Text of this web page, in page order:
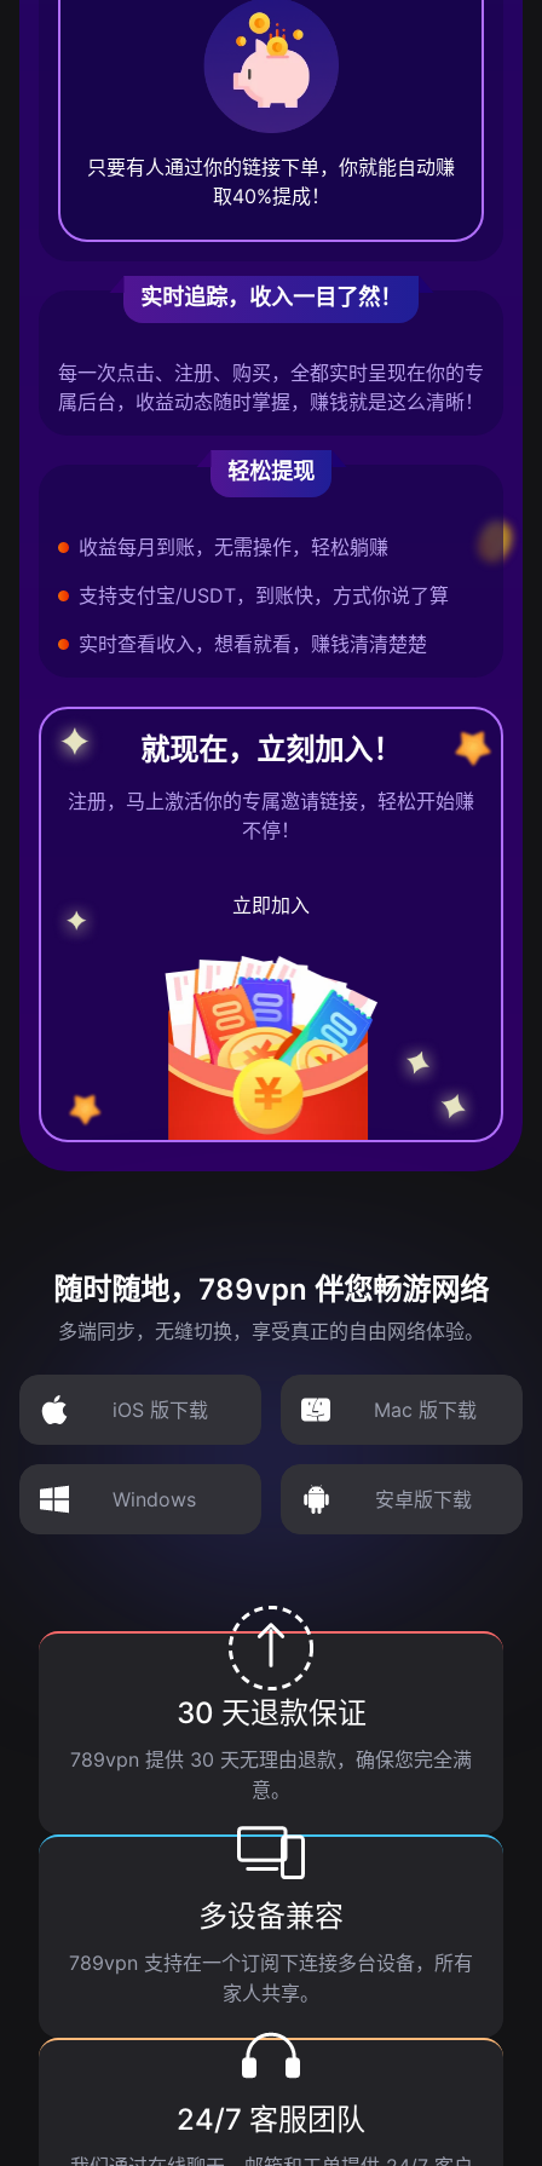
只要有人通过你的链接下单，你就能自动赚
取40%提成！
实时追踪，收入一目了然！
每一次点击、注册、购买，全都实时呈现在你的专
属后台，收益动态随时掌握，赚钱就是这么清晰！
轻松提现
收益每月到账，无需操作，轻松躺赚
支持支付宝/USDT，到账快，方式你说了算
实时查看收入，想看就看，赚钱清清楚楚
就现在，立刻加入！
注册，马上激活你的专属邀请链接，轻松开始赚
不停！
立即加入
随时随地，789vpn 伴您畅游网络
多端同步，无缝切换，享受真正的自由网络体验。
iOS 版下载 Mac 版下载
Windows 安卓版下载
30 天退款保证
789vpn 提供 30 天无理由退款，确保您完全满
意。
多设备兼容
789vpn 支持在一个订阅下连接多台设备，所有
家人共享。
24/7 客服团队